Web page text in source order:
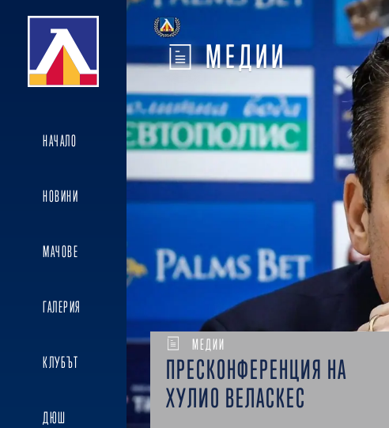
НАЧАЛО
НОВИНИ
МАЧОВЕ
ГАЛЕРИЯ
КЛУБЪТ
ДЮШ
МЕДИИ
МЕДИИ
ПРЕСКОНФЕРЕНЦИЯ НА
ХУЛИО ВЕЛАСКЕС